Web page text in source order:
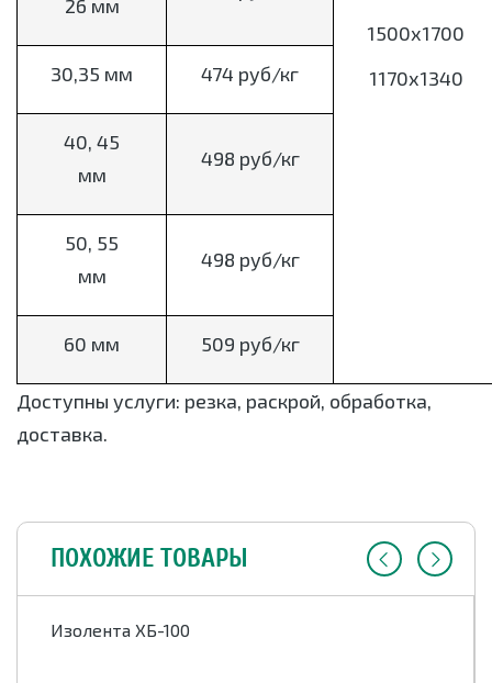
1500х1700
1170х1340
26 мм
30,35 мм 474 руб/кг
40, 45
мм
498 руб/кг
50, 55
мм
498 руб/кг
60 мм 509 руб/кг
Доступны услуги: резка, раскрой, обработка,
доставка.
ПОХОЖИЕ ТОВАРЫ
Изолента ХБ-100